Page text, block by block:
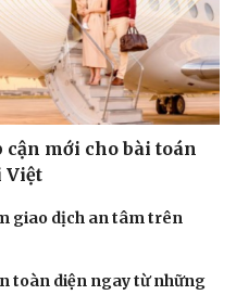
mới cho bài toán
Việt
giao dịch an tâm trên
toàn diện ngay từ những